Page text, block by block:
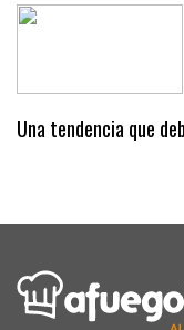
Una tendencia que